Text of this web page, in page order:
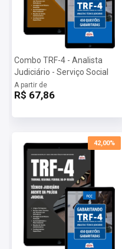
Combo TRF-4 - Analista
Judiciário - Serviço Social
A partir de
R$ 67,86
42,00%